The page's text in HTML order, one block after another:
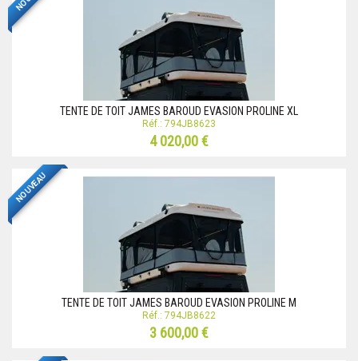
TENTE DE TOIT JAMES BAROUD EVASION PROLINE XL
Réf.: 794JB8623
4 020,00 €
NOUVEAU
TENTE DE TOIT JAMES BAROUD EVASION PROLINE M
Réf.: 794JB8622
3 600,00 €